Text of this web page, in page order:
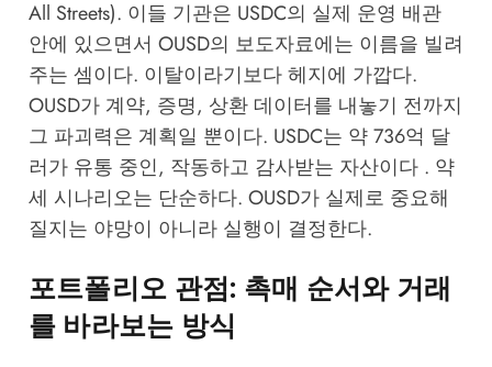
All Streets). 이들 기관은 USDC의 실제 운영 배관
안에 있으면서 OUSD의 보도자료에는 이름을 빌려
주는 셈이다. 이탈이라기보다 헤지에 가깝다.
OUSD가 계약, 증명, 상환 데이터를 내놓기 전까지
그 파괴력은 계획일 뿐이다. USDC는 약 736억 달
러가 유통 중인, 작동하고 감사받는 자산이다 . 약
세 시나리오는 단순하다. OUSD가 실제로 중요해
질지는 야망이 아니라 실행이 결정한다.
포트폴리오 관점: 촉매 순서와 거래
를 바라보는 방식